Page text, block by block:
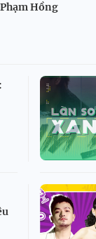
Hồng